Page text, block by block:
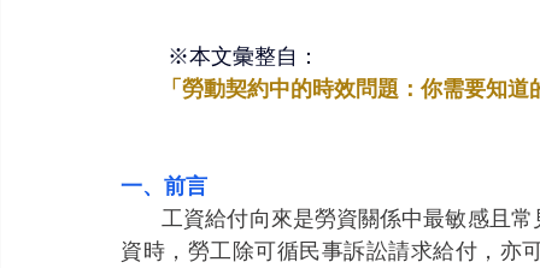
※本文彙整自：
「勞動契約中的時效問題：你需要知道
一、前言
資時，勞工除可循民事訴訟請求給付，亦